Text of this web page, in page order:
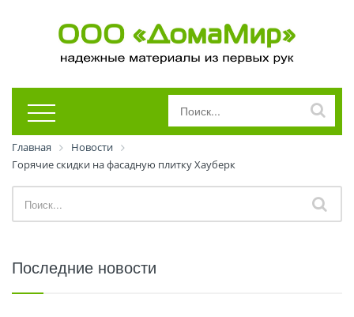
Главная
Новости
Горячие скидки на фасадную плитку Хауберк
Последние новости